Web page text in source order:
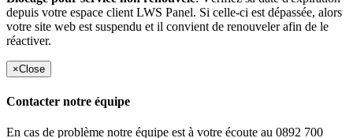
depuis votre espace client LWS Panel. Si celle-ci est dépassée, alors
votre site web est suspendu et il convient de renouveler afin de le
réactiver.
×Close
Contacter notre équipe
En cas de problème notre équipe est à votre écoute au 0892 700